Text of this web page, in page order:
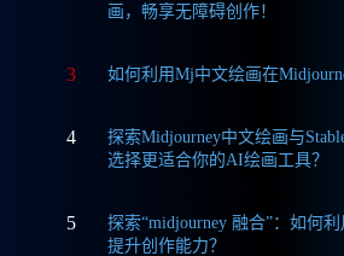
画，畅享无障碍创作！
3 如何利用Mj中文绘画在
4
探索Midjourney中文绘画与
选择更适合你的AI绘画工具？
5
探索“midjourney 融合”：如何
提升创作能力？